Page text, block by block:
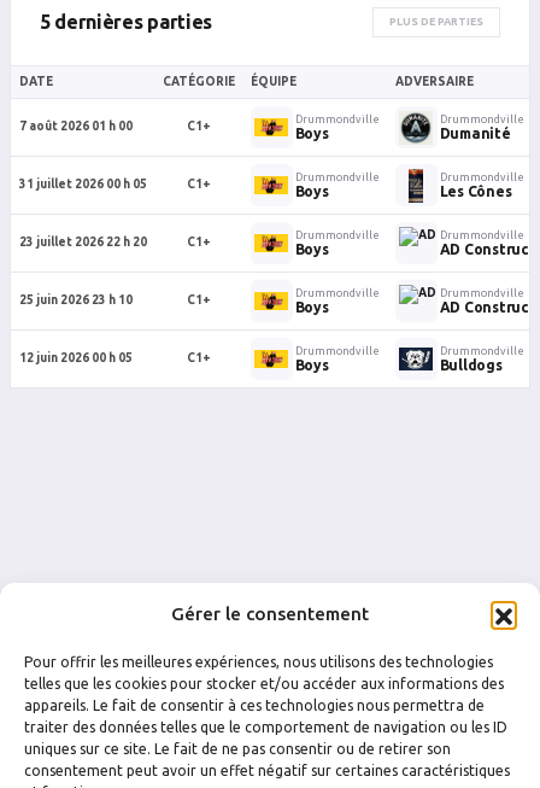
Gérer le consentement
Pour offrir les meilleures expériences, nous utilisons des technologies
telles que les cookies pour stocker et/ou accéder aux informations des
appareils. Le fait de consentir à ces technologies nous permettra de
traiter des données telles que le comportement de navigation ou les ID
uniques sur ce site. Le fait de ne pas consentir ou de retirer son
consentement peut avoir un effet négatif sur certaines caractéristiques
5 dernières parties PLUS DE PARTIES
DATE CATÉGORIE ÉQUIPE ADVERSAIRE
7 août 2026 01 h 00 C1+
Drummondville
Boys
Drummondville
Dumanité
31 juillet 2026 00 h 05 C1+
Drummondville
Boys
Drummondville
Les Cônes
23 juillet 2026 22 h 20 C1+
Drummondville
Boys
Drummondville
AD
25 juin 2026 23 h 10 C1+
Drummondville
Boys
Drummondville
AD
12 juin 2026 00 h 05 C1+
Drummondville
Boys
Drummondville
Bulldogs
FACEBOOK INSTAGRAM